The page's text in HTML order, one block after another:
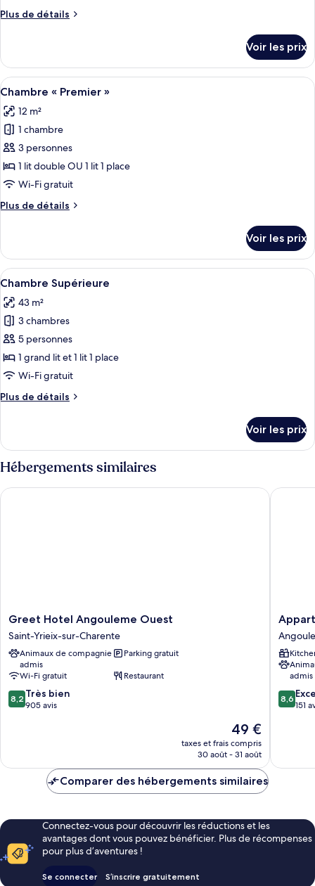
chambre :
Plus de détails
Plus
le
type
de
Chambre
Économique
Voir les prix
Afficher
toutes
les
photos
pour
ce
type
chambre :
Premier
»
Une chambre d’hôtel décorée dans
4
Chambre « Premier »
12 m²
1 chambre
3 personnes
1 lit double OU 1 lit 1 place
Wi-Fi gratuit
Plus de détails
Plus
le
type
de
Chambre
Premier
»
Voir les prix
Afficher
toutes
les
photos
pour
ce
type
chambre :
Une chambre à coucher avec un lit,
5
Chambre Supérieure
43 m²
3 chambres
5 personnes
1 grand lit et 1 lit 1 place
Wi-Fi gratuit
Plus de détails
Plus
le
type
de
chambre
Chambre
Voir les prix
Hébergements similaires
Greet
Hotel
Angouleme
Ouest
Saint-
Yrieix-
sur-
Charente
Greet Hotel Angouleme Ouest
Saint-Yrieix-sur-Charente
Animaux de compagnie
admis
Parking gratuit
Wi-Fi gratuit
Restaurant
8.2
sur
8,2 Très bien
905 avis
Le
nouveau
prix
de
49 €
taxes et frais compris
30 août - 31 août
Greet Hotel Angouleme Ouest
Classic
Centre
admis
8.6
sur
8,6
151
Comparer des hébergements similaires
Connectez-vous pour découvrir les réductions et les
avantages dont vous pouvez bénéficier. Plus de récompenses
pour plus d’aventures !
Se connecter S’inscrire gratuitement